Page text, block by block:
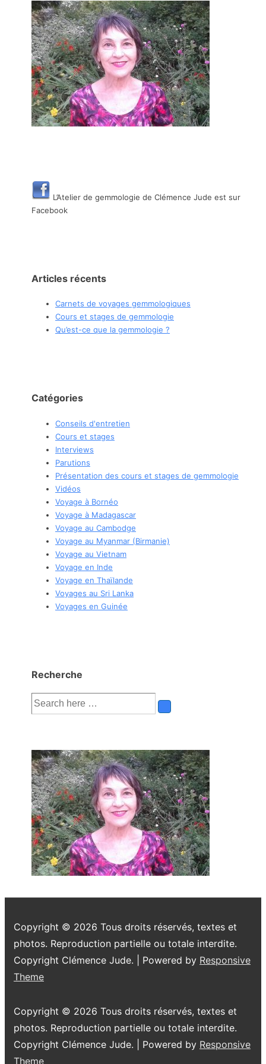
L’Atelier de gemmologie de Clémence Jude est sur
Facebook
Articles récents
Carnets de voyages gemmologiques
Cours et stages de gemmologie
Qu’est-ce que la gemmologie ?
Catégories
Conseils d'entretien
Cours et stages
Interviews
Parutions
Présentation des cours et stages de gemmologie
Vidéos
Voyage à Bornéo
Voyage à Madagascar
Voyage au Cambodge
Voyage au Myanmar (Birmanie)
Voyage au Vietnam
Voyage en Inde
Voyage en Thaïlande
Voyages au Sri Lanka
Voyages en Guinée
Recherche
Recherche
pour:
Copyright © 2026 Tous droits réservés, textes et
photos. Reproduction partielle ou totale interdite.
Copyright Clémence Jude.
| Powered by Responsive
Theme
Copyright © 2026 Tous droits réservés, textes et
photos. Reproduction partielle ou totale interdite.
Copyright Clémence Jude.
| Powered by Responsive
Theme